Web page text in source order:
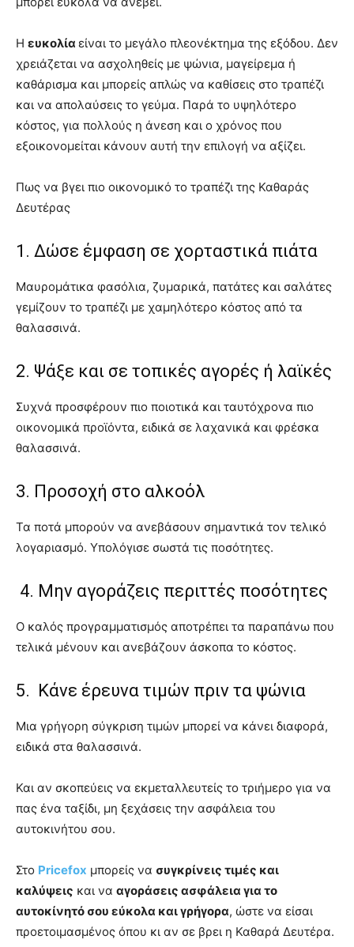
Η ευκολία είναι το μεγάλο πλεονέκτημα της εξόδου. Δεν
χρειάζεται να ασχοληθείς με ψώνια, μαγείρεμα ή
καθάρισμα και μπορείς απλώς να καθίσεις στο τραπέζι
και να απολαύσεις το γεύμα. Παρά το υψηλότερο
κόστος, για πολλούς η άνεση και ο χρόνος που
εξοικονομείται κάνουν αυτή την επιλογή να αξίζει.
Πως να βγει πιο οικονομικό το τραπέζι της Καθαράς
Δευτέρας
1. Δώσε έμφαση σε χορταστικά πιάτα
Μαυρομάτικα φασόλια, ζυμαρικά, πατάτες και σαλάτες
γεμίζουν το τραπέζι με χαμηλότερο κόστος από τα
θαλασσινά.
2. Ψάξε και σε τοπικές αγορές ή λαϊκές
Συχνά προσφέρουν πιο ποιοτικά και ταυτόχρονα πιο
οικονομικά προϊόντα, ειδικά σε λαχανικά και φρέσκα
θαλασσινά.
3. Προσοχή στο αλκοόλ
Τα ποτά μπορούν να ανεβάσουν σημαντικά τον τελικό
λογαριασμό. Υπολόγισε σωστά τις ποσότητες.
4. Μην αγοράζεις περιττές ποσότητες
Ο καλός προγραμματισμός αποτρέπει τα παραπάνω που
τελικά μένουν και ανεβάζουν άσκοπα το κόστος.
5. Κάνε έρευνα τιμών πριν τα ψώνια
Μια γρήγορη σύγκριση τιμών μπορεί να κάνει διαφορά,
ειδικά στα θαλασσινά.
Και αν σκοπεύεις να εκμεταλλευτείς το τριήμερο για να
πας ένα ταξίδι, μη ξεχάσεις την ασφάλεια του
αυτοκινήτου σου.
Στο Pricefox μπορείς να συγκρίνεις τιμές και
καλύψεις και να αγοράσεις ασφάλεια για το
αυτοκίνητό σου εύκολα και γρήγορα, ώστε να είσαι
προετοιμασμένος όπου κι αν σε βρει η Καθαρά Δευτέρα.